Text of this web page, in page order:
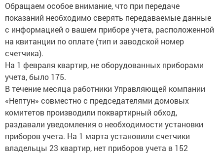
Обращаем особое внимание, что при передаче
показаний необходимо сверять передаваемые данные
с информацией о вашем приборе учета, расположенной
на квитанции по оплате (тип и заводской номер
счетчика).
На 1 февраля квартир, не оборудованных приборами
учета, было 175.
В течение месяца работники Управляющей компании
«Нептун» совместно с председателями домовых
комитетов производили поквартирный обход,
раздавали уведомления о необходимости установки
приборов учета. На 1 марта установили счетчики
владельцы 23 квартир, нет приборов учета в 152